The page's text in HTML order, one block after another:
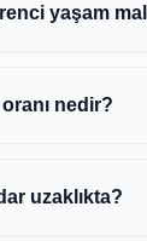
yaşam
nedir?
uzaklıkta?